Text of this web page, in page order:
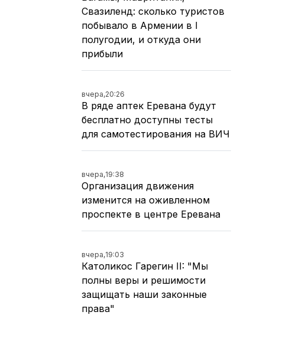
Свазиленд: сколько туристов
побывало в Армении в I
полугодии, и откуда они
прибыли
вчера,20:26
В ряде аптек Еревана будут
бесплатно доступны тесты
для самотестирования на ВИЧ
вчера,19:38
Организация движения
изменится на оживленном
проспекте в центре Еревана
вчера,19:03
Католикос Гарегин II: "Мы
полны веры и решимости
защищать наши законные
права"